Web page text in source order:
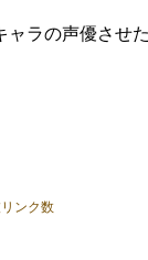
ラの声優させ